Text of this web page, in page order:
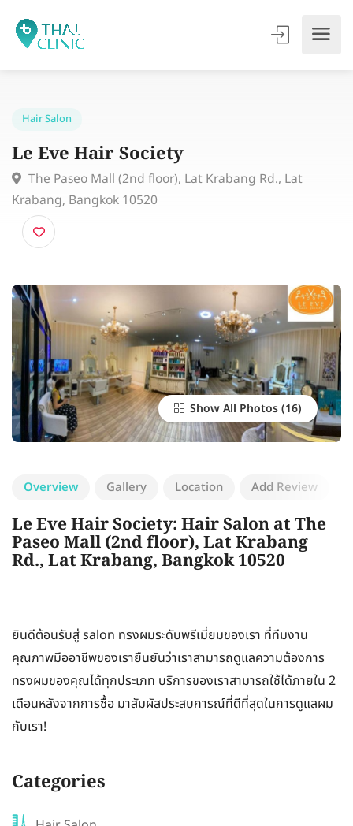
Le Eve Hair Society
The Paseo Mall (2nd floor), Lat Krabang Rd., Lat
Krabang, Bangkok 10520
Show All Photos
Overview Gallery Location Add Review
Le Eve Hair Society: Hair Salon at The
Paseo Mall (2nd floor), Lat Krabang
Rd., Lat Krabang, Bangkok 10520
ยินดีต้อนรับสู่ salon ทรงผมระดับพรีเมี่ยมของเรา ที่ทีมงาน
คุณภาพมืออาชีพของเรายืนยันว่าเราสามารถดูแลความต้องการ
ทรงผมของคุณได้ทุกประเภท บริการของเราสามารถใช้ได้ภายใน 2
เดือนหลังจากการซื้อ มาสัมผัสประสบการณ์ที่ดีที่สุดในการดูแลผม
กับเรา!
Categories